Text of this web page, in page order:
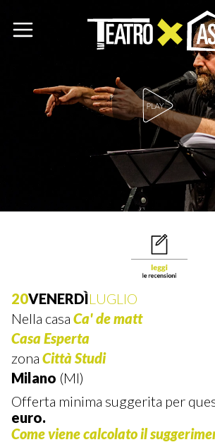
20VENERDÌLUGLIO
Nella casaCa' de matt
Casa Esperta
zonaCittà Studi
Milano (MI)
Offerta minima suggerita per
euro.
Come viene calcolato il